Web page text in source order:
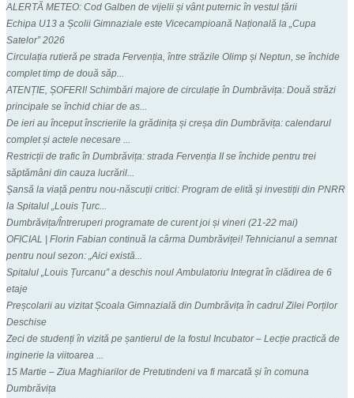
ALERTĂ METEO: Cod Galben de vijelii și vânt puternic în vestul țării
Echipa U13 a Școlii Gimnaziale este Vicecampioană Națională la „Cupa
Satelor” 2026
Circulația rutieră pe strada Fervenția, între străzile Olimp și Neptun, se închide
complet timp de două săp...
ATENȚIE, ȘOFERI! Schimbări majore de circulație în Dumbrăvița: Două străzi
principale se închid chiar de as...
De ieri au început înscrierile la grădinița și creșa din Dumbrăvița: calendarul
complet și actele necesare ...
Restricții de trafic în Dumbrăvița: strada Fervenția II se închide pentru trei
săptămâni din cauza lucrăril...
Șansă la viață pentru nou-născuții critici: Program de elită și investiții din PNRR
la Spitalul „Louis Țurc...
Dumbrăvița/Întreruperi programate de curent joi și vineri (21-22 mai)
OFICIAL | Florin Fabian continuă la cârma Dumbrăviței! Tehnicianul a semnat
pentru noul sezon: „Aici există...
Spitalul „Louis Țurcanu” a deschis noul Ambulatoriu Integrat în clădirea de 6
etaje
Preșcolarii au vizitat Școala Gimnazială din Dumbrăvița în cadrul Zilei Porților
Deschise
Zeci de studenți în vizită pe șantierul de la fostul Incubator – Lecție practică de
inginerie la viitoarea ...
15 Martie – Ziua Maghiarilor de Pretutindeni va fi marcată și în comuna
Dumbrăvița